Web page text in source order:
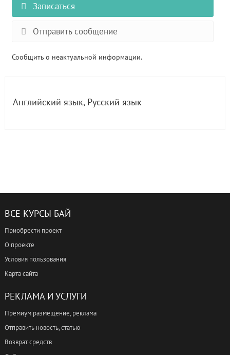
Записаться
Отправить сообщение
Сообщить о неактуальной информации.
Английский язык, Русский язык
ВСЕ КУРСЫ БАЙ
Приобрести проект
О проекте
Условия пользования
Карта сайта
РЕКЛАМА И УСЛУГИ
Премиум размещение, реклама
Отправить новость, статью
Возврат средств